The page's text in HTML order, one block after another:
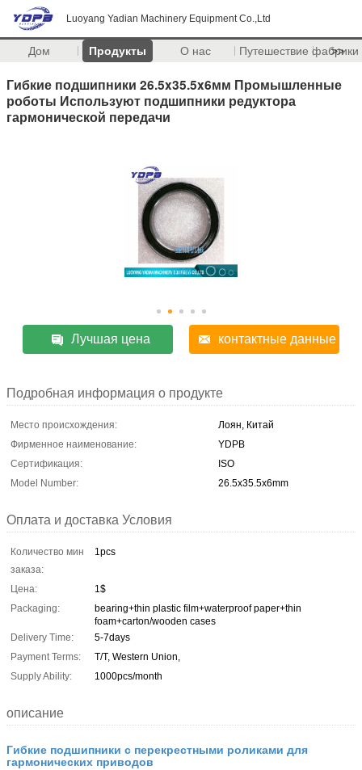
Luoyang Yadian Machinery Equipment Co.,Ltd
Дом Продукты О нас Путешествие фабрики
>>
Гибкие подшипники 26.5x35.5x6мм Промышленные
роботы Используют подшипники редуктора
гармонической передачи
Лучшая цена контактные данные
Подробная информация о продукте
Место происхождения:
Лоян, Китай
Фирменное наименование:
YDPB
Сертификация:
ISO
Model Number:
26.5x35.5x6mm
Оплата и доставка Условия
Количество мин
заказа:
1pcs
Цена:
1$
Packaging:
bearing+thin plastic film+waterproof paper+thin
foam+carton/wooden cases
Delivery Time:
5-7days
Payment Terms:
T/T, Western Union,
Supply Ability:
1000pcs/month
описание
Гибкие подшипники с перекрестными роликами для
гармонических приводов